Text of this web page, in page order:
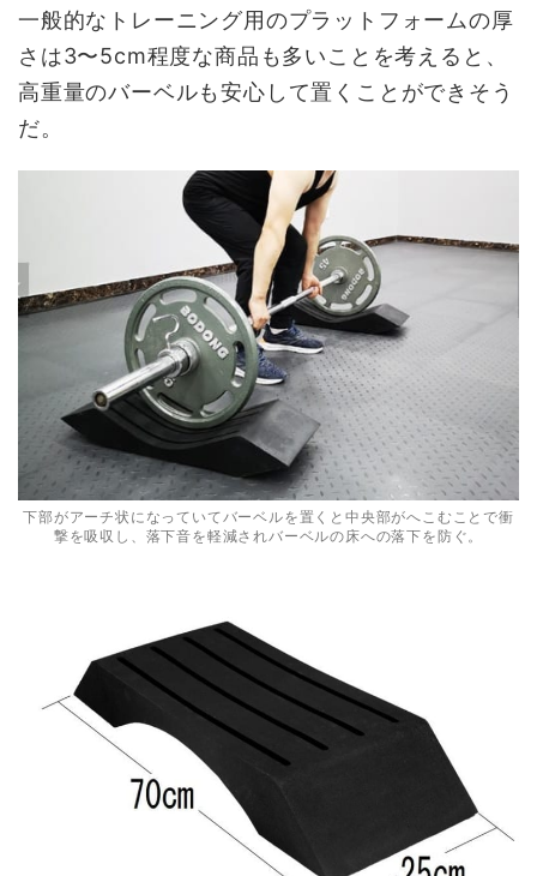
一般的なトレーニング用のプラットフォームの厚
さは3〜5cm程度な商品も多いことを考えると、
高重量のバーベルも安心して置くことができそう
だ。
下部がアーチ状になっていてバーベルを置くと中央部がへこむことで衝
撃を吸収し、落下音を軽減されバーベルの床への落下を防ぐ。